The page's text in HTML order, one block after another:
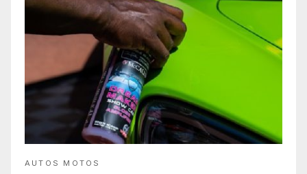
AUTOS MOTOS